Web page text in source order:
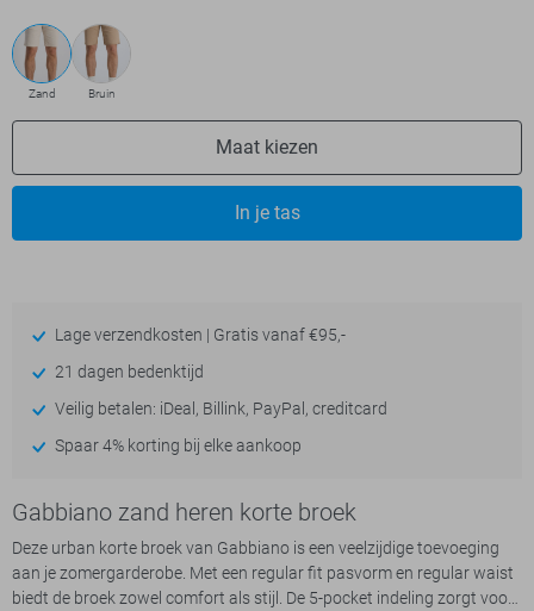
Zand Bruin
Maat kiezen
In je tas
Lage verzendkosten | Gratis vanaf €95,-
21 dagen bedenktijd
Veilig betalen: iDeal, Billink, PayPal, creditcard
Spaar 4% korting bij elke aankoop
Gabbiano zand heren korte broek
Deze urban korte broek van Gabbiano is een veelzijdige toevoeging
aan je zomergarderobe. Met een regular fit pasvorm en regular waist
biedt de broek zowel comfort als stijl. De 5-pocket indeling zorgt voor